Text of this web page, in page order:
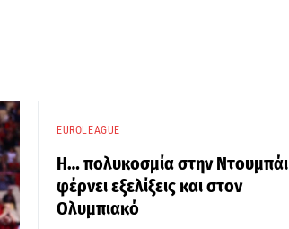
EUROLEAGUE
Η… πολυκοσμία στην Ντουμπάι
φέρνει εξελίξεις και στον
Ολυμπιακό